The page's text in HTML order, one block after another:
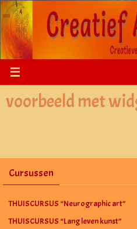
naar
de
inhoud
voorbeeld met
Cursussen
THUISCURSUS “Neurographic art”
THUISCURSUS “Lang leven kunst”